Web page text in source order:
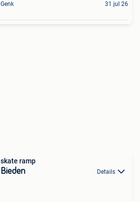
Genk 31 jul 26
skate ramp
Bieden Details